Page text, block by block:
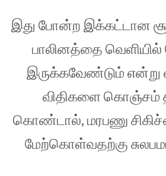
இது போன்ற இக்கட்டான
பாலினத்தை
இருக்கவேண்டும் என்று
விதிகளை கொஞ்சம்
கொண்டால், மரபணு
மேற்கொள்வதற்கு